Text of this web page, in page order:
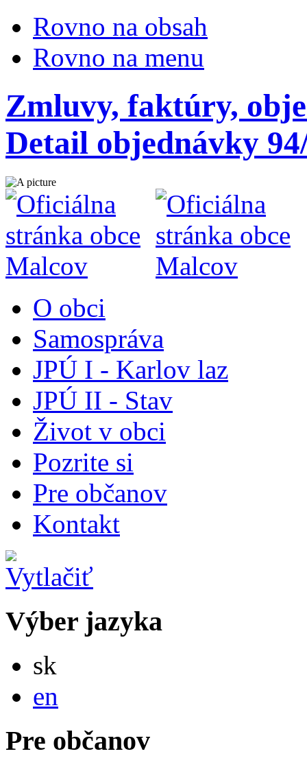
Rovno na obsah
Rovno na menu
Zmluvy, faktúry,
Detail objednávky
O obci
Samospráva
JPÚ I - Karlov laz
JPÚ II - Stav
Život v obci
Pozrite si
Pre občanov
Kontakt
Výber jazyka
sk
en
Pre občanov